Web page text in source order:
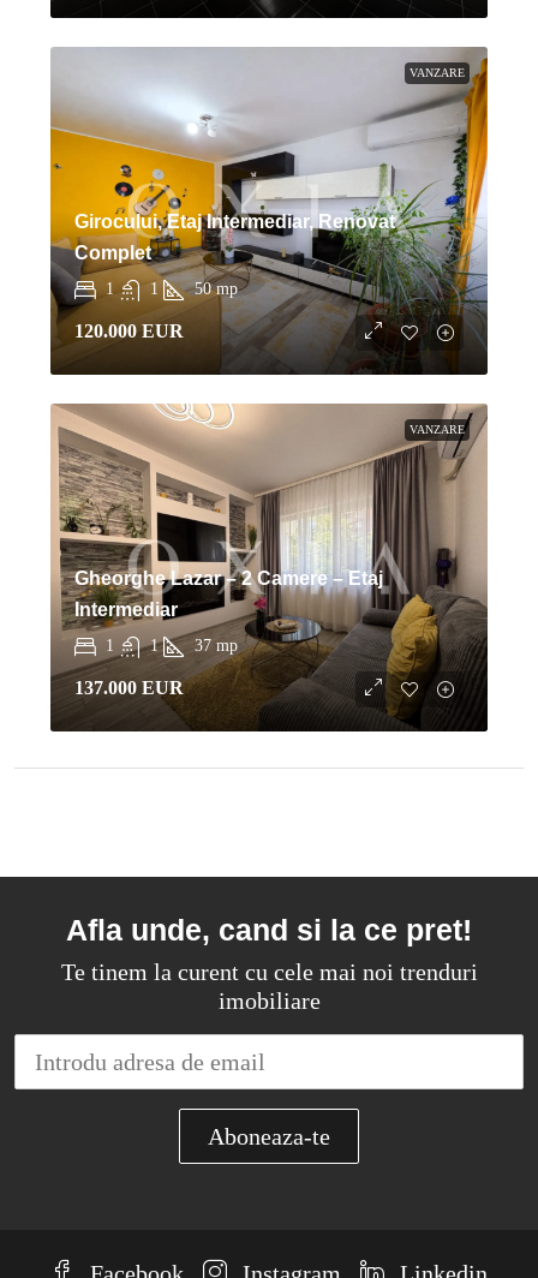
VANZARE
Girocului, Etaj Intermediar, Renovat
Complet
1 1 50 mp
120.000 EUR
VANZARE
Gheorghe Lazar – 2 Camere – Etaj
Intermediar
1 1 37 mp
137.000 EUR
Afla unde, cand si la ce pret!
Te tinem la curent cu cele mai noi trenduri
imobiliare